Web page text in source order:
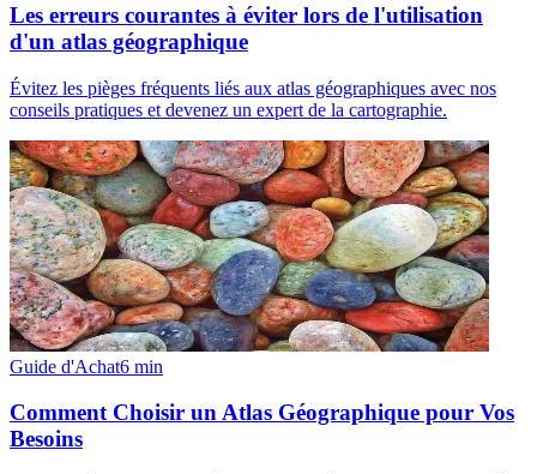
Les erreurs courantes à éviter lors de l'utilisation
d'un atlas géographique
Évitez les pièges fréquents liés aux atlas géographiques avec nos
conseils pratiques et devenez un expert de la cartographie.
Guide d'Achat6 min
Comment Choisir un Atlas Géographique pour Vos
Besoins